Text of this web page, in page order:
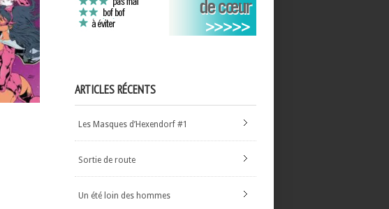
ARTICLES RÉCENTS
Les Masques d’Hexendorf #1
Sortie de route
Un été loin des hommes